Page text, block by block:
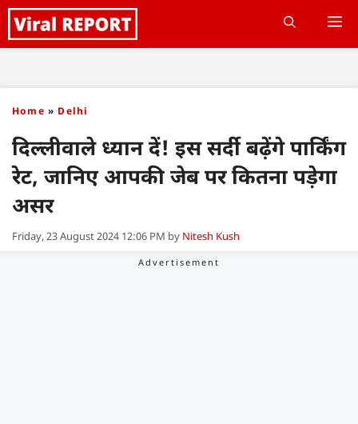
Skip
to
Home » Delhi
दिल्लीवाले ध्यान दें! इस सर्दी बढ़ेंगे पार्किंग
रेट, जानिए आपकी जेब पर कितना पड़ेगा
असर
Friday, 23 August 2024 12:06 PM by Nitesh Kush